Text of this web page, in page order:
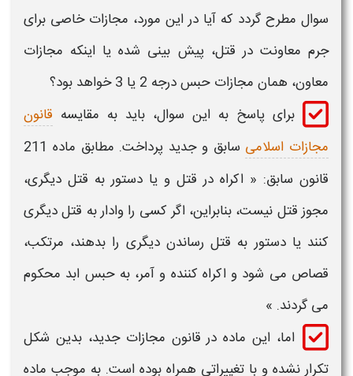
سوال مطرح گردد که آیا در این مورد، مجازات خاصی برای
جرم معاونت در قتل، پیش بینی شده یا اینکه مجازات
معاون، همان مجازات حبس درجه 2 یا 3 خواهد بود؟
برای پاسخ به این سوال، باید به مقایسه قانون
مجازات اسلامی
سابق و جدید پرداخت. مطابق ماده 211
قانون سابق: « اکراه در قتل و یا دستور به قتل دیگری،
مجوز قتل نیست‌، بنابراین، اگر کسی را وادار به قتل دیگری
کنند یا دستور به قتل ‌رساندن دیگری را بدهند، مرتکب،
قصاص می‌ شود و اکراه ‌کننده و آمر، به حبس ابد محکوم
می ‌گردند. »
اما، این ماده در قانون مجازات جدید، بدین شکل
تکرار نشده و با تغییراتی همراه بوده است. به موجب ماده